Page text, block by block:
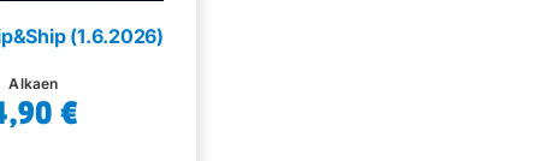
(1.6.2026)
Alkaen
€